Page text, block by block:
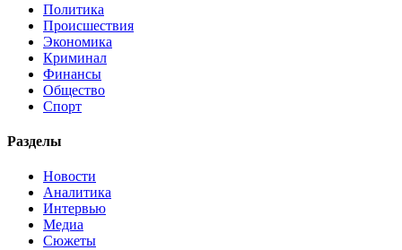
Политика
Происшествия
Экономика
Криминал
Финансы
Общество
Спорт
Разделы
Новости
Аналитика
Интервью
Медиа
Сюжеты